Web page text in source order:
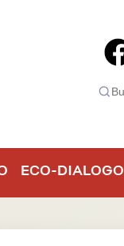
ECO-DIALOGO